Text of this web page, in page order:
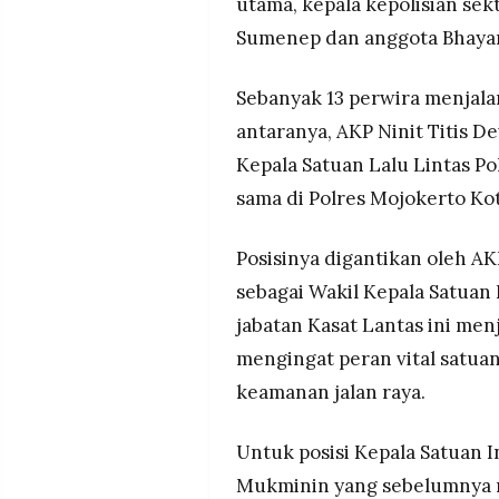
Sumenep dan anggota
Sebanyak 13 perwira
antaranya, AKP Ninit Titis
Kepala Satuan Lalu Lintas
sama di Polres Mojokerto
Posisinya digantikan oleh
sebagai Wakil Kepala
jabatan Kasat Lantas ini
mengingat peran vital
keamanan jalan raya.
Untuk posisi Kepala Satuan
Mukminin yang sebelumnya